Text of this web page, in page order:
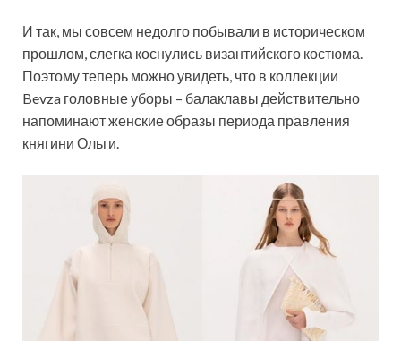
И так, мы совсем недолго побывали в историческом
прошлом, слегка коснулись византийского костюма.
Поэтому теперь можно увидеть, что в коллекции
Bevza головные уборы – балаклавы действительно
напоминают женские образы периода правления
княгини Ольги.